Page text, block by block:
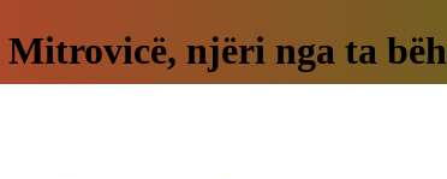
Mitrovicë, njëri nga ta